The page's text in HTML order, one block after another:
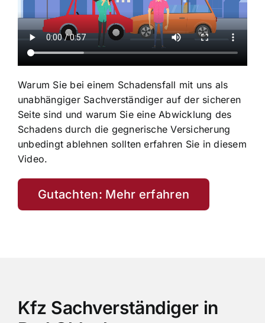
Warum Sie bei einem Schadensfall mit uns als
unabhängiger Sachverständiger auf der sicheren
Seite sind und warum Sie eine Abwicklung des
Schadens durch die gegnerische Versicherung
unbedingt ablehnen sollten erfahren Sie in diesem
Video.
Gutachten: Mehr erfahren
Kfz Sachverständiger in